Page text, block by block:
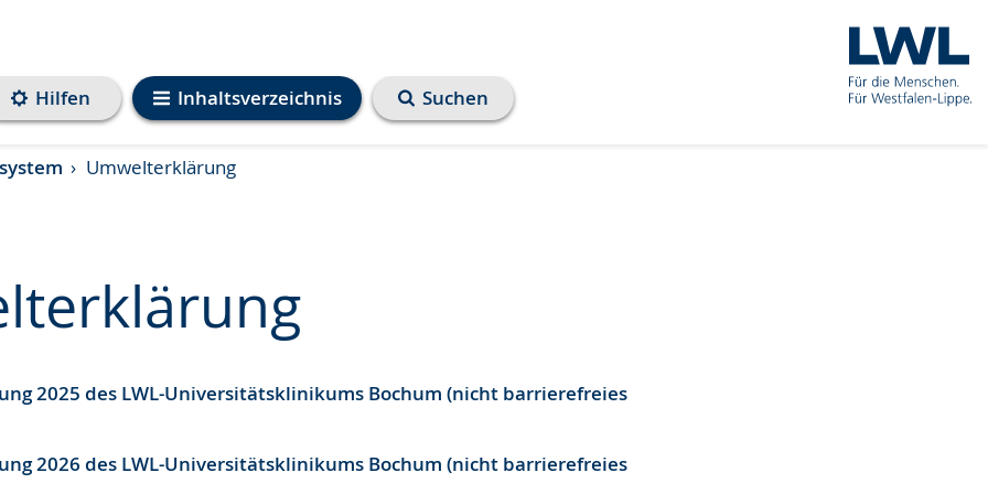
Inhaltsverzeichnis
Hilfen Suchen
Umwelterklärung
2025 des LWL-Universitätsklinikums Bochum (nicht barrierefreies
2026 des LWL-Universitätsklinikums Bochum (nicht barrierefreies